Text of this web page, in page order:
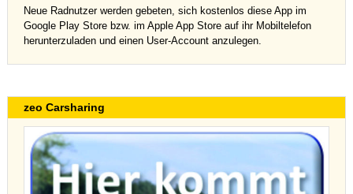
Neue Radnutzer werden gebeten, sich kostenlos diese App im
Google Play Store bzw. im Apple App Store auf ihr Mobiltelefon
herunterzuladen und einen User-Account anzulegen.
zeo Carsharing